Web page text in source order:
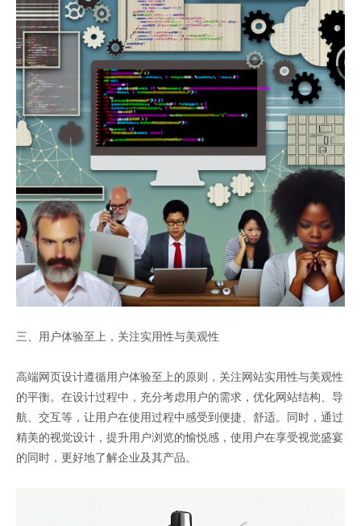
三、用户体验至上，关注实用性与美观性
高端网页设计遵循用户体验至上的原则，关注网站实用性与美观性
的平衡。在设计过程中，充分考虑用户的需求，优化网站结构、导
航、交互等，让用户在使用过程中感受到便捷、舒适。同时，通过
精美的视觉设计，提升用户浏览的愉悦感，使用户在享受视觉盛宴
的同时，更好地了解企业及其产品。